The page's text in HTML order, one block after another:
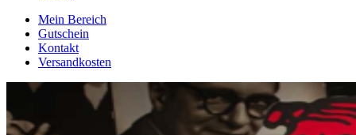
Mein Bereich
Gutschein
Kontakt
Versandkosten